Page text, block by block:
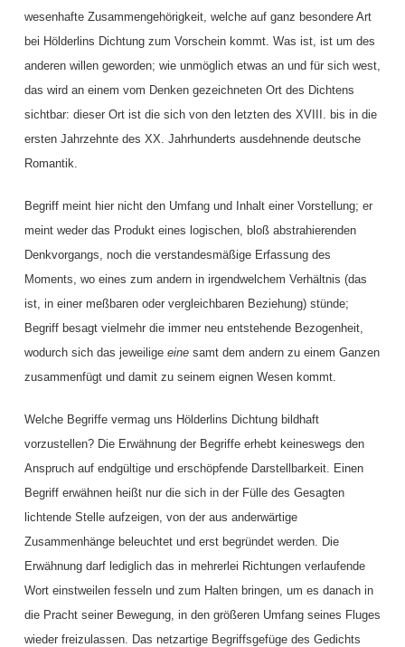
wesenhafte Zusammengehörigkeit, welche auf ganz besondere Art
bei Hölderlins Dichtung zum Vorschein kommt. Was ist, ist um des
anderen willen geworden; wie unmöglich etwas an und für sich west,
das wird an einem vom Denken gezeichneten Ort des Dichtens
sichtbar: dieser Ort ist die sich von den letzten des XVIII. bis in die
ersten Jahrzehnte des XX. Jahrhunderts ausdehnende deutsche
Romantik.
Begriff meint hier nicht den Umfang und Inhalt einer Vorstellung; er
meint weder das Produkt eines logischen, bloß abstrahierenden
Denkvorgangs, noch die verstandesmäßige Erfassung des
Moments, wo eines zum andern in irgendwelchem Verhältnis (das
ist, in einer meßbaren oder vergleichbaren Beziehung) stünde;
Begriff besagt vielmehr die immer neu entstehende Bezogenheit,
wodurch sich das jeweilige eine samt dem andern zu einem Ganzen
zusammenfügt und damit zu seinem eignen Wesen kommt.
Welche Begriffe vermag uns Hölderlins Dichtung bildhaft
vorzustellen? Die Erwähnung der Begriffe erhebt keineswegs den
Anspruch auf endgültige und erschöpfende Darstellbarkeit. Einen
Begriff erwähnen heißt nur die sich in der Fülle des Gesagten
lichtende Stelle aufzeigen, von der aus anderwärtige
Zusammenhänge beleuchtet und erst begründet werden. Die
Erwähnung darf lediglich das in mehrerlei Richtungen verlaufende
Wort einstweilen fesseln und zum Halten bringen, um es danach in
die Pracht seiner Bewegung, in den größeren Umfang seines Fluges
wieder freizulassen. Das netzartige Begriffsgefüge des Gedichts